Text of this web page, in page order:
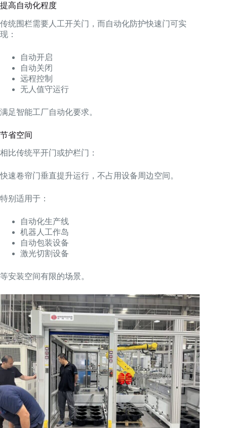
提高自动化程度
传统围栏需要人工开关门，而自动化防护快速门可实
现：
自动开启
自动关闭
远程控制
无人值守运行
满足智能工厂自动化要求。
节省空间
相比传统平开门或护栏门：
快速卷帘门垂直提升运行，不占用设备周边空间。
特别适用于：
自动化生产线
机器人工作岛
自动包装设备
激光切割设备
等安装空间有限的场景。